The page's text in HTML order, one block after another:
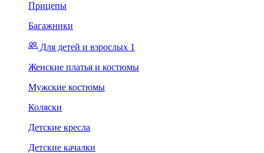
Прицепы
Багажники
Для детей и взрослых 1
Женские платья и костюмы
Мужские костюмы
Коляски
Детские кресла
Детские качалки